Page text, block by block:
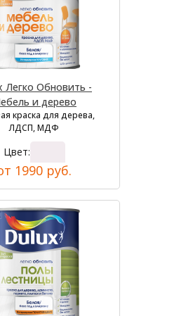
Легко Обновить -
и дерево
краска для дерева,
ЛДСП, МДФ
Цвет:
1990 руб.